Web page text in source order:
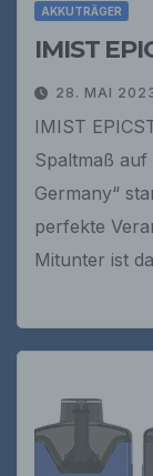
AKKUTRÄGER
IMIST
28. MAI
IMIST
Spaltmaß auf
Germany“
perfekte
Mitunter ist